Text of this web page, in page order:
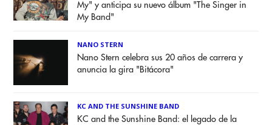
My" y anticipa su nuevo álbum "The Singer in
My Band"
NANO STERN
Nano Stern celebra sus 20 años de carrera y
anuncia la gira "Bitácora"
KC AND THE SUNSHINE BAND
KC and the Sunshine Band: el legado de la